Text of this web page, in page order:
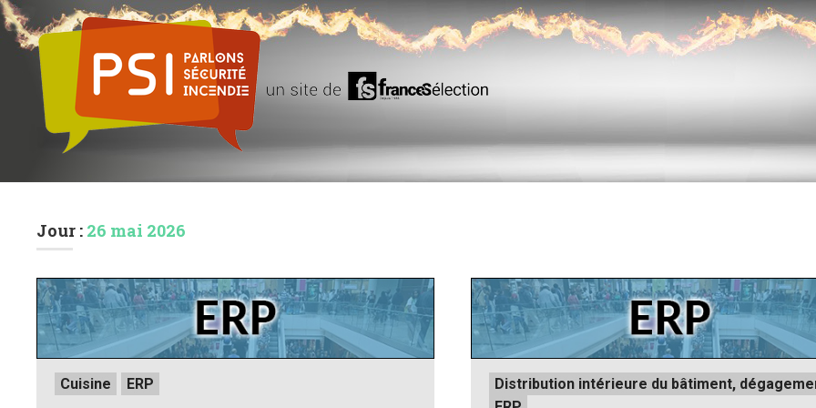
Jour : 26 mai 2026
Posted
inCuisine ERP
Posted
inDistribution intérieure du bâtiment,